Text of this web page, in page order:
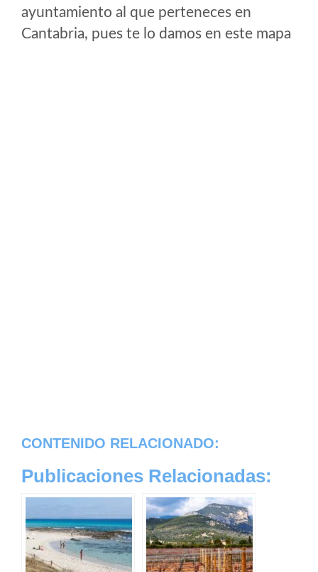
ayuntamiento al que perteneces en
Cantabria, pues te lo damos en este mapa
CONTENIDO RELACIONADO:
Publicaciones Relacionadas: